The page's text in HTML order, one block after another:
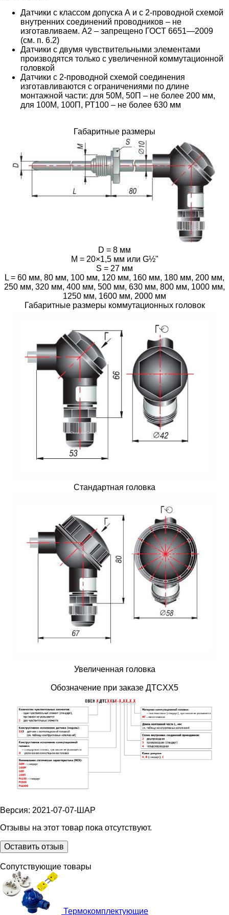
Датчики с классом допуска А и с 2-проводной схемой
внутренних соединений проводников – не
изготавливаем. А2 – запрещено ГОСТ 6651—2009
(см. п. 6.2)
Датчики с двумя чувствительными элементами
производятся только с увеличенной коммутационной
головкой
Датчики с 2-проводной схемой соединения
изготавливаются с ограничениями по длине
монтажной части: для 50М, 50П – не более 200 мм,
для 100М, 100П, РТ100 – не более 630 мм
Габаритные размеры
D = 8 мм
M = 20×1,5 мм или G½"
S = 27 мм
L = 60 мм, 80 мм, 100 мм, 120 мм, 160 мм, 180 мм, 200 мм,
250 мм, 320 мм, 400 мм, 500 мм, 630 мм, 800 мм, 1000 мм,
1250 мм, 1600 мм, 2000 мм
Габаритные размеры коммутационных головок
Стандартная головка
Увеличенная головка
Обозначение при заказе ДТСXX5
Версия: 2021-07-07-ШАР
Отзывы на этот товар пока отсутствуют.
Оставить отзыв
Сопутствующие товары
Термокомплектующие